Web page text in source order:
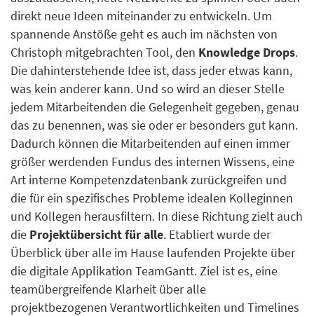
direkt neue Ideen miteinander zu entwickeln. Um
spannende Anstöße geht es auch im nächsten von
Christoph mitgebrachten Tool, den Knowledge Drops.
Die dahinterstehende Idee ist, dass jeder etwas kann,
was kein anderer kann. Und so wird an dieser Stelle
jedem Mitarbeitenden die Gelegenheit gegeben, genau
das zu benennen, was sie oder er besonders gut kann.
Dadurch können die Mitarbeitenden auf einen immer
größer werdenden Fundus des internen Wissens, eine
Art interne Kompetenzdatenbank zurückgreifen und
die für ein spezifisches Probleme idealen Kolleginnen
und Kollegen herausfiltern. In diese Richtung zielt auch
die Projektübersicht für alle. Etabliert wurde der
Überblick über alle im Hause laufenden Projekte über
die digitale Applikation TeamGantt. Ziel ist es, eine
teamübergreifende Klarheit über alle
projektbezogenen Verantwortlichkeiten und Timelines